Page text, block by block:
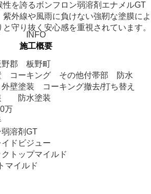
性を誇るボンフロン弱溶剤エナメルGT
外線や風雨に負けない強靭な塗膜によ
守り抜く安心感を重視されています。
INFO
施工概要
郡 板野町
コーキング その他付帯部 防水
壁塗装 コーキング撤去/打ち替え
防水塗装
万
溶剤GT
ドビジュー
トップマイルド
マイルド